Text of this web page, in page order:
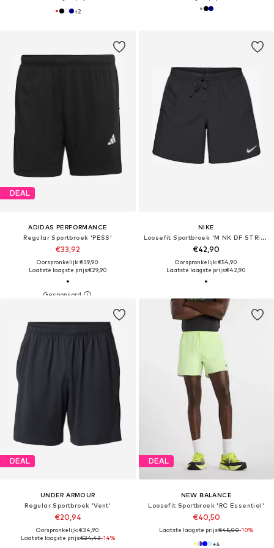
+2
DEAL
ADIDAS PERFORMANCE
Regular Sportbroek 'PESS'
€33,92
Oorspronkelijk: €39,90
Laatste laagste prijs:€29,90
NIKE
Loosefit Sportbroek 'M NK DF STRIDE 7IN BF SHORT'
€42,90
Oorspronkelijk: €54,90
Laatste laagste prijs:€42,90
DEAL
UNDER ARMOUR
Regular Sportbroek 'Vent'
€20,94
Oorspronkelijk: €34,90
Laatste laagste prijs:€24,43-14%
DEAL
NEW BALANCE
Loosefit Sportbroek 'RC Essential'
€40,50
Laatste laagste prijs:€45,00-10%
+4